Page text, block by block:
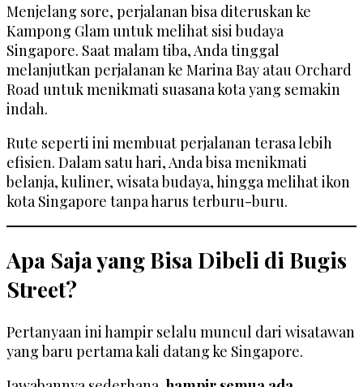
Menjelang sore, perjalanan bisa diteruskan ke
Kampong Glam untuk melihat sisi budaya
Singapore. Saat malam tiba, Anda tinggal
melanjutkan perjalanan ke Marina Bay atau Orchard
Road untuk menikmati suasana kota yang semakin
indah.
Rute seperti ini membuat perjalanan terasa lebih
efisien. Dalam satu hari, Anda bisa menikmati
belanja, kuliner, wisata budaya, hingga melihat ikon
kota Singapore tanpa harus terburu-buru.
Apa Saja yang Bisa Dibeli di Bugis
Street?
Pertanyaan ini hampir selalu muncul dari wisatawan
yang baru pertama kali datang ke Singapore.